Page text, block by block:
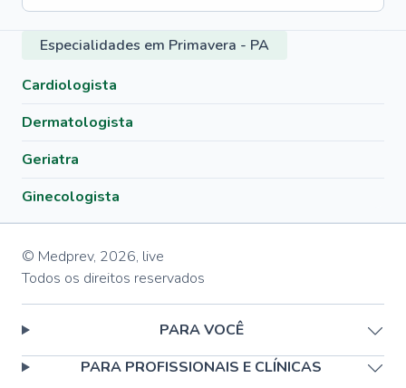
Especialidades em Primavera - PA
Cardiologista
Dermatologista
Geriatra
Ginecologista
© Medprev, 2026, live
Todos os direitos reservados
PARA VOCÊ
PARA PROFISSIONAIS E CLÍNICAS